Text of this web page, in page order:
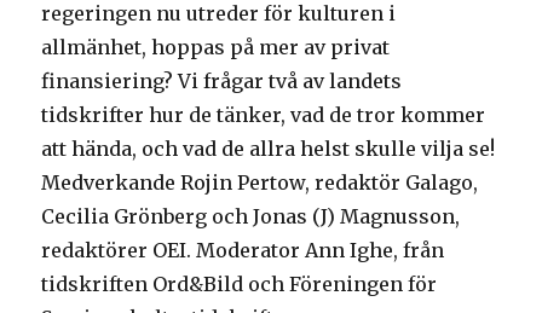
regeringen nu utreder för kulturen i
allmänhet, hoppas på mer av privat
finansiering? Vi frågar två av landets
tidskrifter hur de tänker, vad de tror kommer
att hända, och vad de allra helst skulle vilja se!
Medverkande Rojin Pertow, redaktör Galago,
Cecilia Grönberg och Jonas (J) Magnusson,
redaktörer OEI. Moderator Ann Ighe, från
tidskriften Ord&Bild och Föreningen för